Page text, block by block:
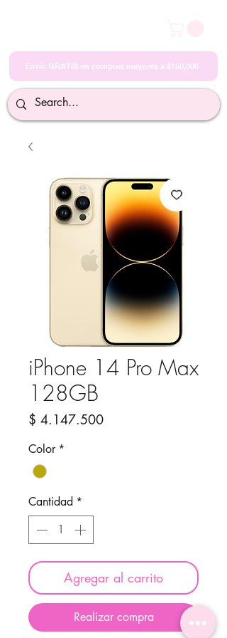
Envío GRATIS en compras mayores a $150,000
iPhone 14 Pro Max
128GB
$ 4.147.500Precio
Color *
Cantidad *
Agregar al carrito
Realizar compra